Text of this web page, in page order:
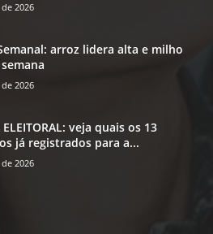
2026
arroz lidera alta e milho
2026
ELEITORAL: veja quais os 13
já registrados para a...
2026